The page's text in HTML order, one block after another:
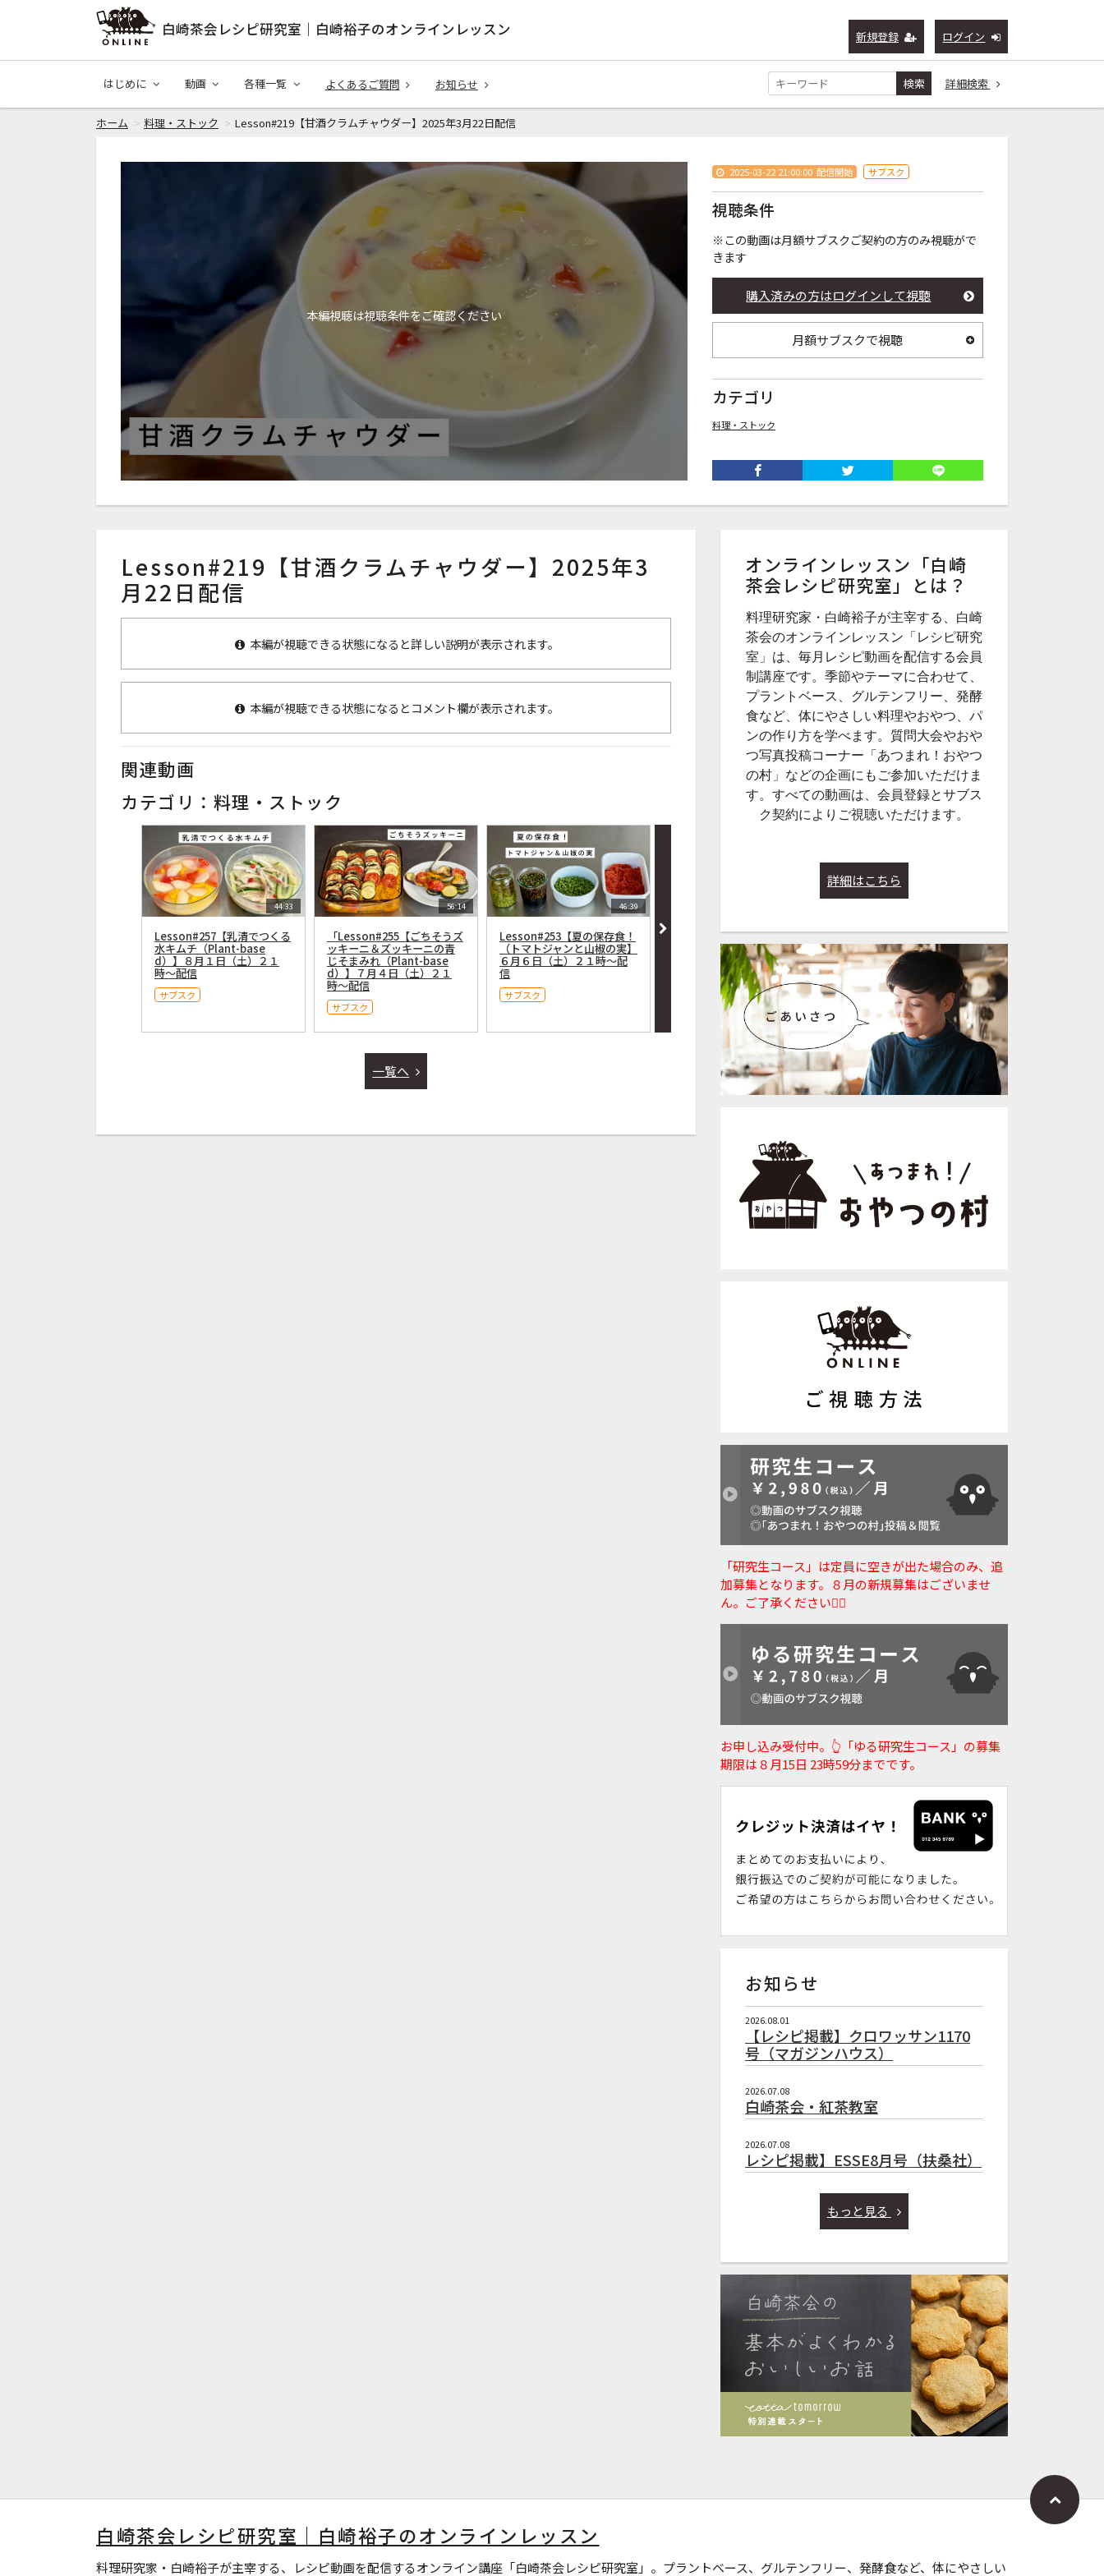
白崎茶会レシピ研究室｜白崎裕子のオンラインレッスン 新規登録 ログイン
はじめに 動画 各種一覧 よくあるご質問 お知らせ 検索 詳細検索
ホーム 料理・ストック Lesson#219【甘酒クラムチャウダー】2025年3月22日配信
本編視聴は視聴条件をご確認ください
2025-03-22 21:00:00 配信開始 サブスク
視聴条件
※この動画は月額サブスクご契約の方のみ視聴がで
きます
購入済みの方はログインして視聴
月額サブスクで視聴
カテゴリ
料理・ストック
Lesson#219【甘酒クラムチャウダー】2025年3
月22日配信
本編が視聴できる状態になると詳しい説明が表示されます。
本編が視聴できる状態になるとコメント欄が表示されます。
関連動画
カテゴリ：料理・ストック
44:33
Lesson#257【乳清でつくる
水キムチ（Plant-base
d）】８月１日（土）２１
時〜配信
サブスク
56:14
「Lesson#255【ごちそうズ
ッキーニ＆ズッキーニの青
じそまみれ（Plant-base
d）】７月４日（土）２１
時〜配信
サブスク
46:39
Lesson#253【夏の保存食！
（トマトジャンと山椒の実】
６月６日（土）２１時〜配
信
サブスク
Lesson#250【お好み焼き＆
かんたん中濃ソース（Glute
n-free）】2026年5月2日配
Lesson#246【鮮やかブロッ
コリー・パリパリブロッコ
リー・しんなりブロッコリ
ー】2026年3月7日配信
サブスク
一覧へ
オンラインレッスン「白崎
茶会レシピ研究室」とは？
料理研究家・白崎裕子が主宰する、白崎
茶会のオンラインレッスン「レシピ研究
室」は、毎月レシピ動画を配信する会員
制講座です。季節やテーマに合わせて、
プラントベース、グルテンフリー、発酵
食など、体にやさしい料理やおやつ、パ
ンの作り方を学べます。質問大会やおや
つ写真投稿コーナー「あつまれ！おやつ
の村」などの企画にもご参加いただけま
す。すべての動画は、会員登録とサブス
ク契約によりご視聴いただけます。
詳細はこちら
「研究生コース」は定員に空きが出た場合のみ、追
加募集となります。８月の新規募集はございませ
ん。ご了承ください🙇‍♀️
お申し込み受付中。👆️「ゆる研究生コース」の募集
期限は８月15日 23時59分までです。
お知らせ
2026.08.01
【レシピ掲載】クロワッサン1170
号（マガジンハウス）
2026.07.08
白崎茶会・紅茶教室
2026.07.08
レシピ掲載】ESSE8月号（扶桑社）
もっと見る
白崎茶会レシピ研究室｜白崎裕子のオンラインレッスン
料理研究家・白崎裕子が主宰する、レシピ動画を配信するオンライン講座「白崎茶会レシピ研究室」。プラントベース、グルテンフリー、発酵食など、体にやさしい